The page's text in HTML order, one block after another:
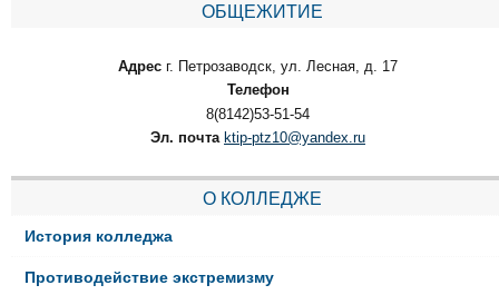
ОБЩЕЖИТИЕ
Адрес г. Петрозаводск, ул. Лесная, д. 17
Телефон
8(8142)53-51-54
Эл. почта ktip-ptz10@yandex.ru
О КОЛЛЕДЖЕ
История колледжа
Противодействие экстремизму